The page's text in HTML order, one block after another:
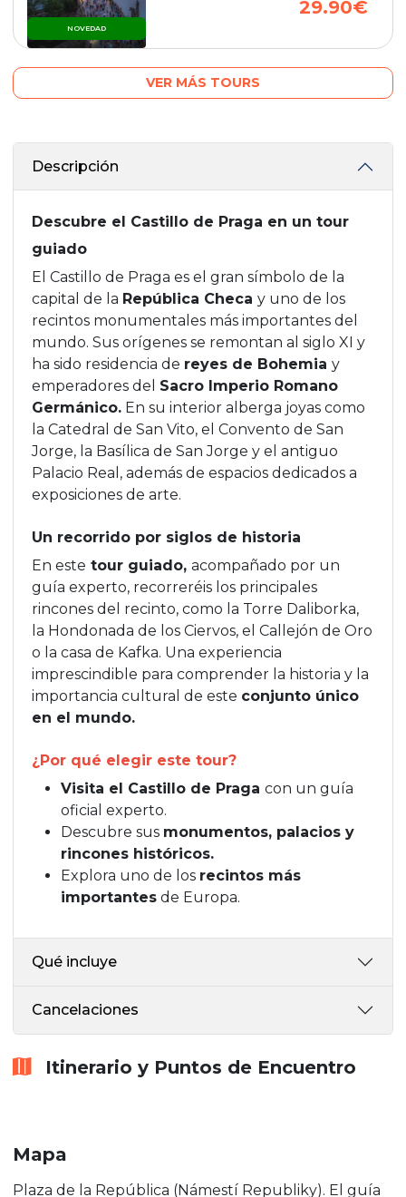
NOVEDAD
29.90€
VER MÁS TOURS
Descripción
Descubre el Castillo de Praga en un tour
guiado
El Castillo de Praga es el gran símbolo de la
capital de la República Checa y uno de los
recintos monumentales más importantes del
mundo. Sus orígenes se remontan al siglo XI y
ha sido residencia de reyes de Bohemia y
emperadores del Sacro Imperio Romano
Germánico. En su interior alberga joyas como
la Catedral de San Vito, el Convento de San
Jorge, la Basílica de San Jorge y el antiguo
Palacio Real, además de espacios dedicados a
exposiciones de arte.
Un recorrido por siglos de historia
En este tour guiado, acompañado por un
guía experto, recorreréis los principales
rincones del recinto, como la Torre Daliborka,
la Hondonada de los Ciervos, el Callejón de Oro
o la casa de Kafka. Una experiencia
imprescindible para comprender la historia y la
importancia cultural de este conjunto único
en el mundo.
¿Por qué elegir este tour?
Visita el Castillo de Praga con un guía
oficial experto.
Descubre sus monumentos, palacios y
rincones históricos.
Explora uno de los recintos más
importantes de Europa.
Qué incluye
Cancelaciones
Itinerario y Puntos de Encuentro
Mapa
Plaza de la República (Námestí Republiky). El guía